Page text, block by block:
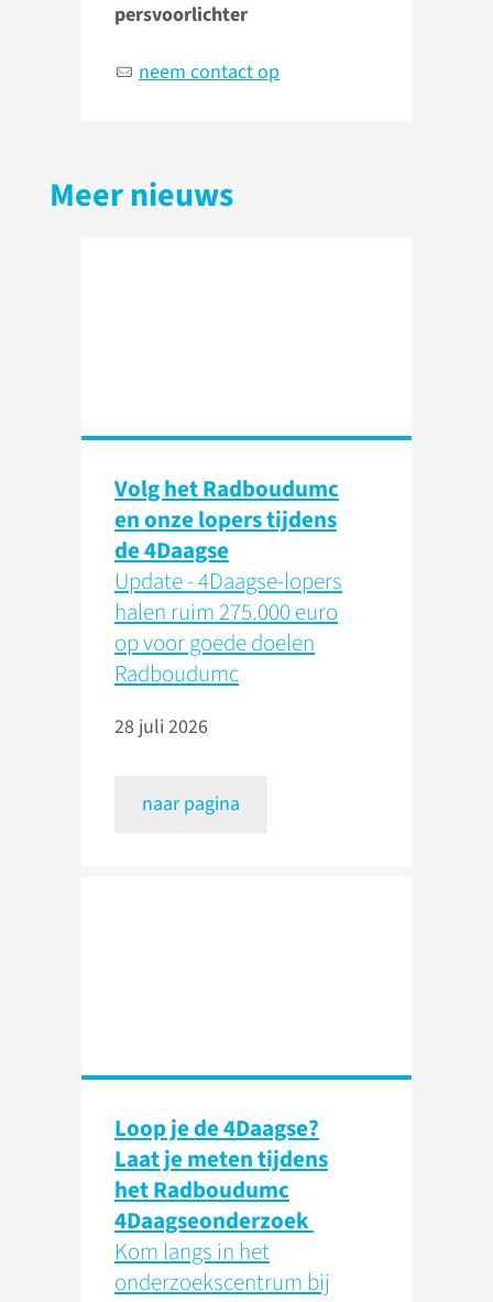
persvoorlichter
neem contact op
Meer nieuws
Volg het Radboudumc
en onze lopers tijdens
de 4Daagse
Update - 4Daagse-lopers
halen ruim 275.000 euro
op voor goede doelen
Radboudumc
28 juli 2026
naar pagina
Loop je de 4Daagse?
Laat je meten tijdens
het Radboudumc
4Daagseonderzoek
Kom langs in het
onderzoekscentrum bij